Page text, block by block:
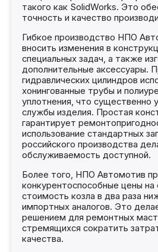
такого как SolidWorks. Это
точность и качество
Гибкое производство НПО
вносить изменения в
специальных задач, а также
дополнительные аксессуары.
гидравлических цилиндров
хонингованные трубы и
уплотнения, что существенно
службы изделия. Простая
гарантирует
использование стандартных
российского производства
обслуживаемость доступной.
Более того, НПО Автомотив
конкурентоспособные цены
стоимость козла в два раза
импортных аналогов. Это
решением для ремонтных
стремящихся сократить
качества.